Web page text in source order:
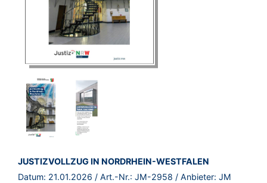
BROSCHÜRE:
JUSTIZVOLLZUG IN NORDRHEIN-WESTFALEN
Datum: 21.01.2026 / Art.-Nr.: JM-2958 / Anbieter: JM